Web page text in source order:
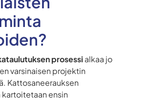
prosessi alkaa jo
varsinaisen projektin
Kattosaneerauksen
ensin